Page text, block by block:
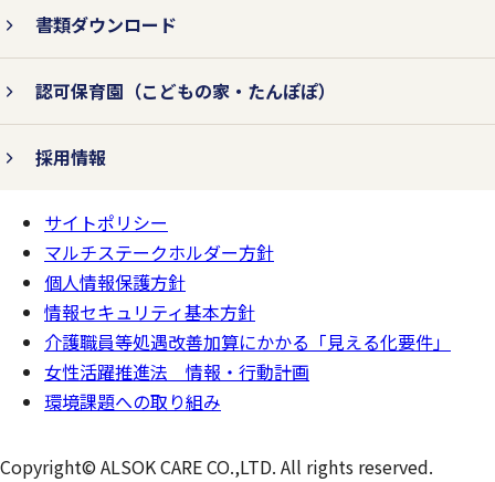
書類ダウンロード
認可保育園 （こどもの家・たんぽぽ）
採用情報
ページの
一番上へ
サイトポリシー
マルチステークホルダー方針
個人情報保護方針
情報セキュリティ基本方針
介護職員等処遇改善加算にかかる「見える化要件」
女性活躍推進法 情報・行動計画
環境課題への取り組み
Copyright© ALSOK CARE CO.,LTD. All rights reserved.